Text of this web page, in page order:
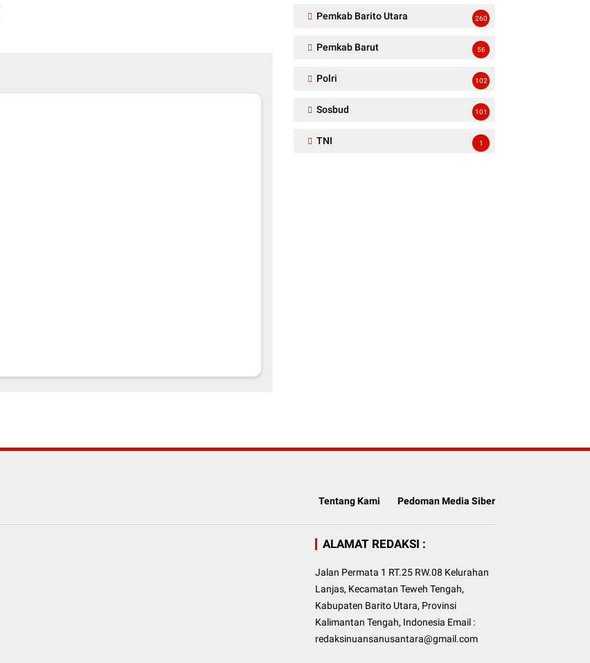
Pemkab Barito Utara 260
Pemkab Barut 56
Polri 102
Sosbud 101
TNI 1
Tentang Kami Pedoman Media Siber
ALAMAT REDAKSI :
Jalan Permata 1 RT.25 RW.08 Kelurahan
Lanjas, Kecamatan Teweh Tengah,
Kabupaten Barito Utara, Provinsi
Kalimantan Tengah, Indonesia Email :
redaksinuansanusantara@gmail.com